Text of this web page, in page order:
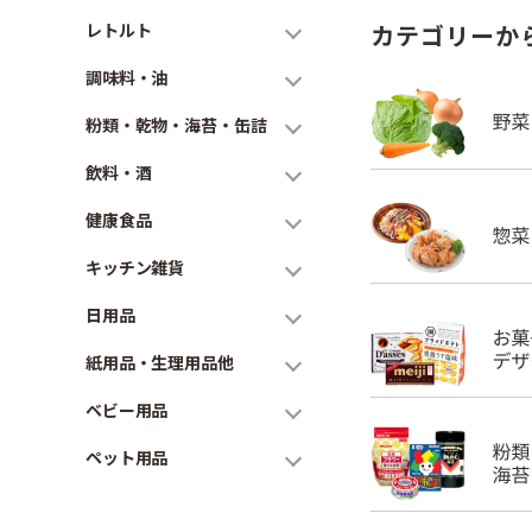
レトルト
調味料・油
粉類・乾物・海苔・缶詰
飲料・酒
健康食品
キッチン雑貨
日用品
紙用品・生理用品他
ベビー用品
ペット用品
カテゴリーか